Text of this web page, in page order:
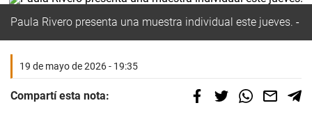
Paula Rivero presenta una muestra individual este jueves.
19 de mayo de 2026 - 19:35
Compartí esta nota: